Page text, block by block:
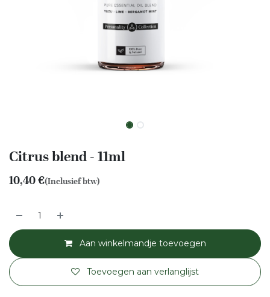
Citrus blend - 11ml
10,40€(Inclusief btw)
Aan winkelmandje toevoegen
Toevoegen aan verlanglijst